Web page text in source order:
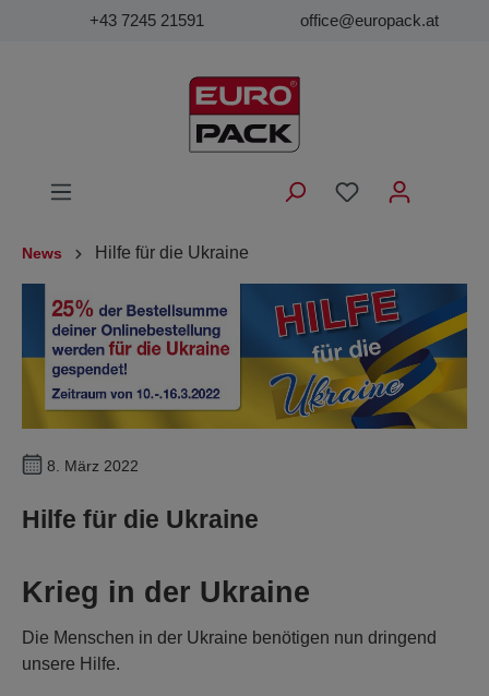
+43 7245 21591 office@europack.at
News Hilfe für die Ukraine
8. März 2022
Hilfe für die Ukraine
Krieg in der Ukraine
Die Menschen in der Ukraine benötigen nun dringend
unsere Hilfe.